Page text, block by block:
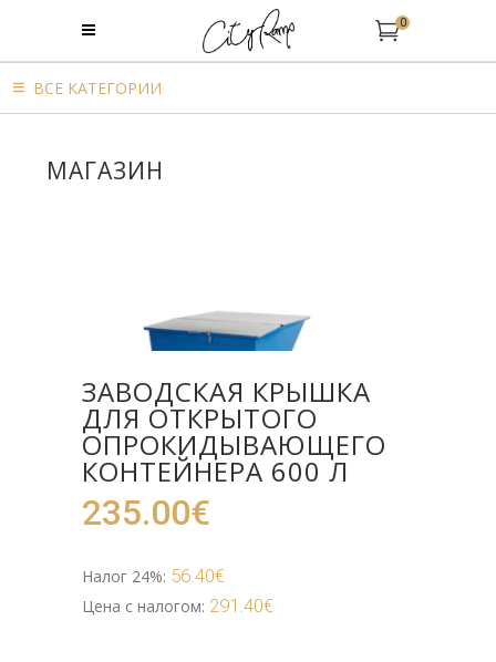
0
BСЕ КАТЕГОРИИ
МАГАЗИН
ЗАВОДСКАЯ КРЫШКА
ДЛЯ OТКРЫТОГО
ОПРОКИДЫВАЮЩЕГО
КОНТЕЙНЕРА 600 Л
235.00€
Налог 24%: 56.40€
Цена с налогом: 291.40€